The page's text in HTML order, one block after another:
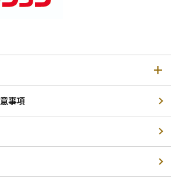
事項